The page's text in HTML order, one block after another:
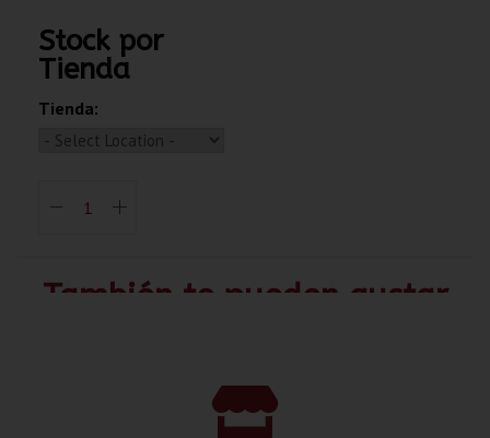
Stock por
Tienda
Tienda:
También te pueden gustar